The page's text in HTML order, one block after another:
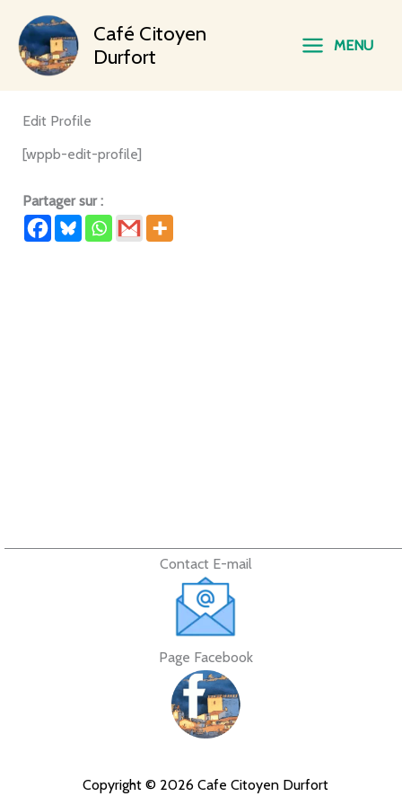
contenu
Café Citoyen
Durfort
MenuMENU
Edit Profile
[wppb-edit-profile]
Partager sur :
Contact E-mail
Page Facebook
Copyright © 2026 Cafe Citoyen Durfort